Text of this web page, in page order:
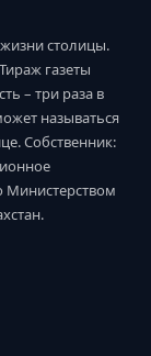
столицы.
газеты
– три раза в
называться
Собственник:
Министерством